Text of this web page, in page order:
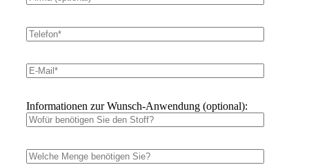
Informationen zur Wunsch-Anwendung (optional):